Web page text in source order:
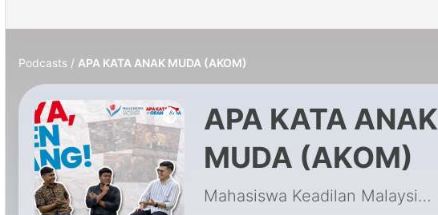
Podcasts APA KATA ANAK MUDA (AKOM)
APA KATA ANAK
MUDA (AKOM)
Mahasiswa Keadilan Malaysia